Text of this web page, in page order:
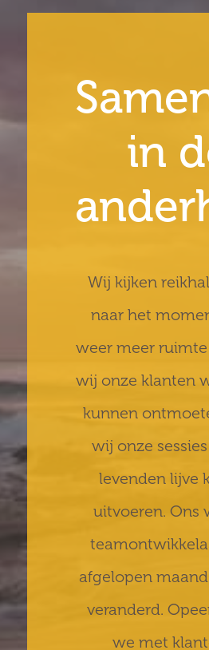
in
Wij kijken
naar het
weer meer
wij onze klanten
kunnen
wij onze
levenden lijve
uitvoeren. Ons
afgelopen
veranderd.
we met